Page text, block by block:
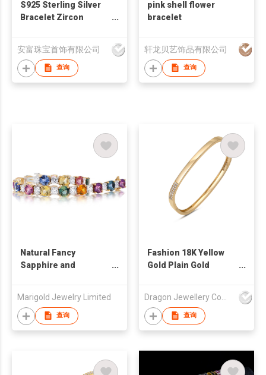
S925 Sterling Silver
Bracelet Zircon
安富珠宝首饰有限公司
查询
pink shell flower
bracelet
轩龙贝艺饰品有限公司
查询
Natural Fancy
Sapphire and
Marigold Jewelry Limited
查询
Fashion 18K Yellow
Gold Plain Gold
查询